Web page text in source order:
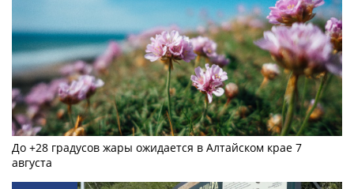
До +28 градусов жары ожидается в Алтайском крае 7
августа